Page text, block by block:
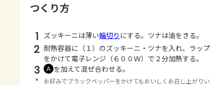
つくり方
1 ズッキーニは薄い輪切り にする。ツナは油をきる。
2 耐熱容器に（１）のズッキーニ・ツナを入れ、ラップ
をかけて電子レンジ（６００Ｗ）で２分加熱する。
3 Ａ を加えて混ぜ合わせる。
＊
お好みでブラックペッパーをかけてもおいしくお召し上がりい